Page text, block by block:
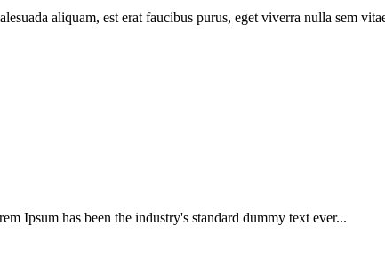
aliquam, est erat faucibus purus, eget viverra nulla sem
Ipsum has been the industry's standard dummy text ever...